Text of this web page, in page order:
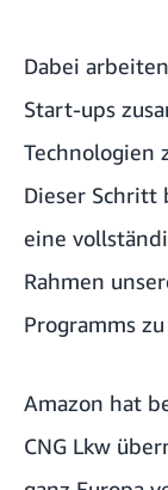
Dabei
Start-ups
Technologien
Dieser Schritt
eine
Rahmen
Programms
Amazon hat
CNG Lkw